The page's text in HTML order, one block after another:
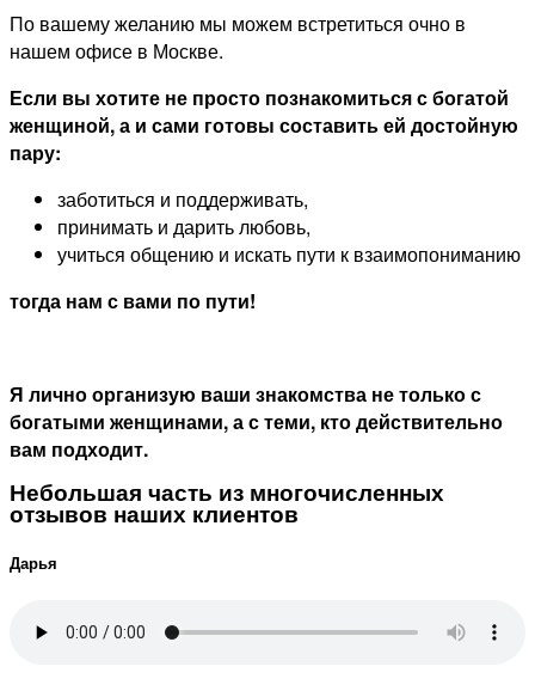
По вашему желанию мы можем встретиться очно в
нашем офисе в Москве.
Если вы хотите не просто познакомиться с богатой
женщиной, а и сами готовы составить ей достойную
пару:
заботиться и поддерживать,
принимать и дарить любовь,
учиться общению и искать пути к взаимопониманию
тогда нам с вами по пути!
Я лично организую ваши знакомства не только с
богатыми женщинами, а с теми, кто действительно
вам подходит.
Небольшая часть из многочисленных
отзывов наших клиентов
Дарья